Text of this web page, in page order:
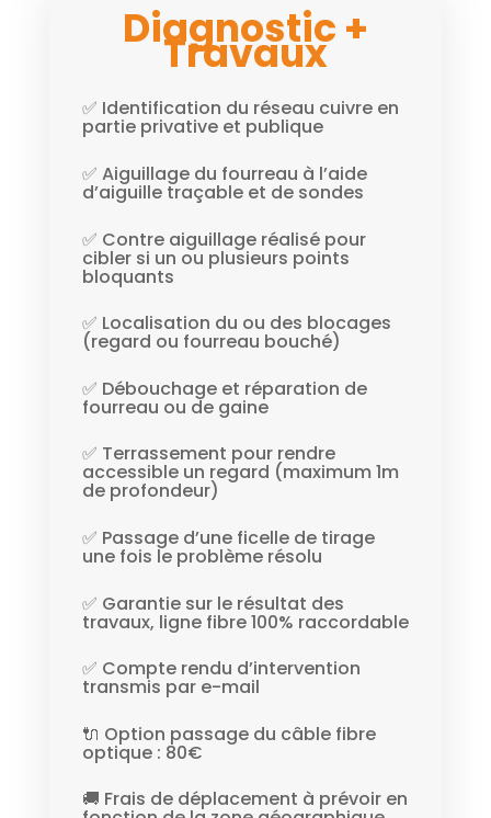
Diagnostic +
Travaux
✅ Identification du réseau cuivre en
partie privative et publique
✅ Aiguillage du fourreau à l’aide
d’aiguille traçable et de sondes
✅ Contre aiguillage réalisé pour
cibler si un ou plusieurs points
bloquants
✅ Localisation du ou des blocages
(regard ou fourreau bouché)
✅ Débouchage et réparation de
fourreau ou de gaine
✅ Terrassement pour rendre
accessible un regard (maximum 1m
de profondeur)
✅ Passage d’une ficelle de tirage
une fois le problème résolu
✅ Garantie sur le résultat des
travaux, ligne fibre 100% raccordable
✅ Compte rendu d’intervention
transmis par e-mail
🔌 Option passage du câble fibre
optique : 80€
🚚 Frais de déplacement à prévoir en